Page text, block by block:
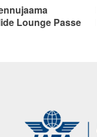
turistiklassi
ootesaalis
Lounge Passe